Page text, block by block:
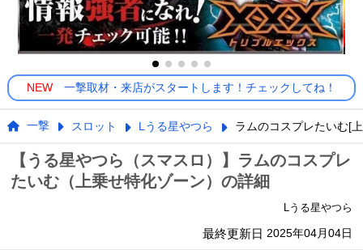
NEW 一撃取材・来店がスタートします！チェックしてね！
一撃 スロット Lうる星やつら ラムのコスプレたいむ[
【うる星やつら（スマスロ）】ラムのコスプレ
たいむ（上乗せ特化ゾーン）の詳細
Lうる星やつら
最終更新日 2025年04月04日